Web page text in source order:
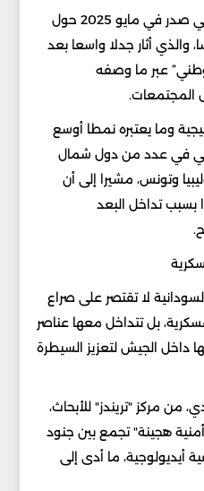
وتشير "لو بوان" إلى تقرير فرنسي صدر في مايو 2025 حول
والذي أثار جدلا واسعا بعد
عبر ما وصفه
المجتمعات.
وما يعتبره نمطا أوسع
في عدد من دول شمال
وتونس، مشيرا إلى أن
بسبب تداخل البعد
لا تقتصر على صراع
بل تتداخل معها عناصر
داخل الجيش لتعزيز السيطرة
من مركز "تريندز" للأبحاث،
أمنية هجينة" تجمع بين جنود
ما أدى إلى